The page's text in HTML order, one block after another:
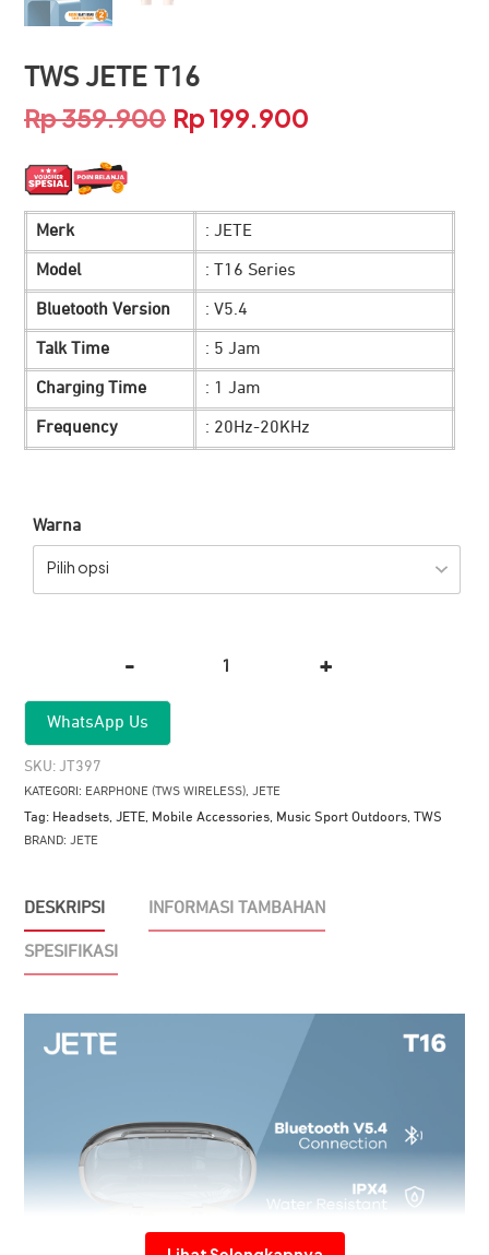
TWS JETE T16
Rp359.900 Harga
Rp 359.900.
Rp199.900
adalah:
Rp 199.900.
Merk : JETE
Model : T16 Series
Bluetooth Version : V5.4
Talk Time : 5 Jam
Charging Time : 1 Jam
Frequency : 20Hz-20KHz
Warna
Pilih opsi
-
TWS
JETE
+
WhatsApp Us
SKU: JT397
KATEGORI: EARPHONE (TWS WIRELESS), JETE
Tag: Headsets, JETE, Mobile Accessories, Music Sport Outdoors, TWS
BRAND: JETE
DESKRIPSI INFORMASI TAMBAHAN
SPESIFIKASI